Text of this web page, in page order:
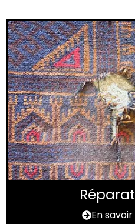
En